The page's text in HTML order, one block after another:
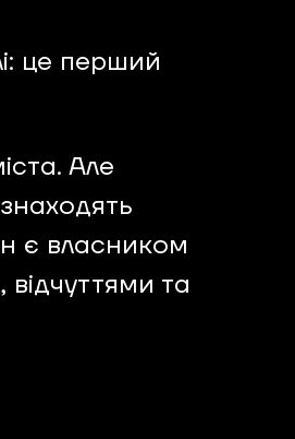
це перший
Але
є власником
та